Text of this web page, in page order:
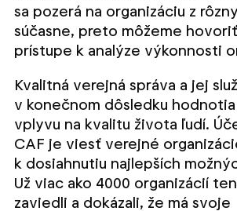
sa pozerá na organizáciu z
súčasne, preto môžeme
prístupe k analýze výkonnosti
Kvalitná verejná správa a jej
v konečnom dôsledku
vplyvu na kvalitu života ľudí.
CAF je viesť verejné
k dosiahnutiu najlepších
Už viac ako 4000 organizácií
zaviedli a dokázali, že má svoje